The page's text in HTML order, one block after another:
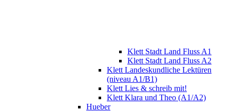
Klett Stadt Land Fluss A1
Klett Stadt Land Fluss A2
Klett Landeskundliche Lektüren
(niveau A1/B1)
Klett Lies & schreib mit!
Klett Klara und Theo (A1/A2)
Hueber